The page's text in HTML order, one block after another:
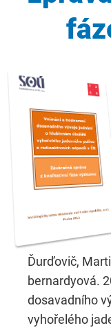
Ďurďovič,
bernardyová.
dosavadního
vyhořelého